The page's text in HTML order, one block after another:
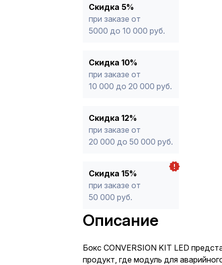
* -Для заказов, состоящих
продукции, максимальная скидка
Скидка 5%
при заказе от
5000 до 10 000 руб.
Скидка 10%
при заказе от
10 000 до 20 000 руб.
Скидка 12%
при заказе от
20 000 до 50 000 руб.
Скидка 15%
при заказе от
50 000 руб.
Описание
Бокс СONVERSION KIT LED
продукт, где модуль для